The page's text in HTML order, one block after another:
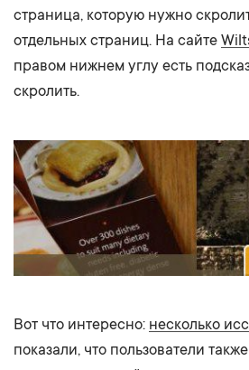
страница, которую нужно
отдельных страниц. На сайте
правом нижнем углу есть
скролить.
Вот что интересно: несколько
показали, что пользователи